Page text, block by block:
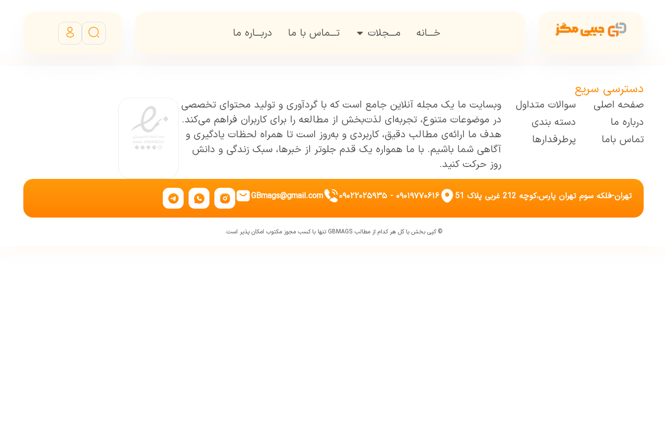
خـــانه مـــجلات تـــماس با ما دربـــاره ما
دسترسی سریع
صفحه اصلی
درباره ما
تماس باما
سوالات متداول
دسته بندی
پرطرفدارها
وبسایت ما یک مجله‌ آنلاین جامع است که با گردآوری و تولید محتوای تخصصی
در موضوعات متنوع، تجربه‌ای لذت‌بخش از مطالعه را برای کاربران فراهم می‌کند.
هدف ما ارائه‌ی مطالب دقیق، کاربردی و به‌روز است تا همراه لحظات یادگیری و
آگاهی شما باشیم. با ما همواره یک قدم جلوتر از خبرها، سبک زندگی و دانش
روز حرکت کنید.
تهران-فلکه سوم تهران پارس،کوچه 212 غربی پلاک 51 ۰۹۰۱۹۷۷۰۶۱۶ - ۰۹۰۲۲۰۲۵۹۳۵ GBmags@gmail.com
© کپی بخش یا کل هر کدام از مطالب GBMAGS تنها با کسب مجوز مکتوب امکان پذیر است.